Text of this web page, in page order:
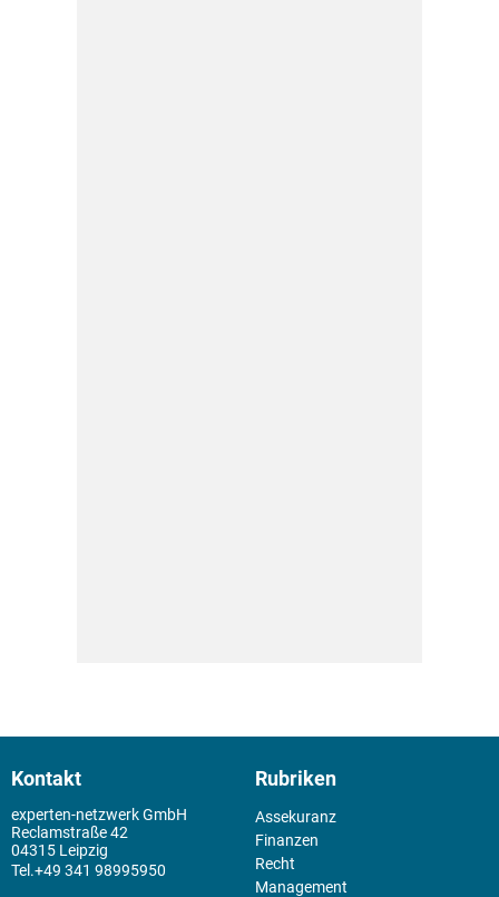
Kontakt
experten-netzwerk GmbH
Reclamstraße 42
04315 Leipzig
+49 341 98995950
Rubriken
Assekuranz
Finanzen
Recht
Management